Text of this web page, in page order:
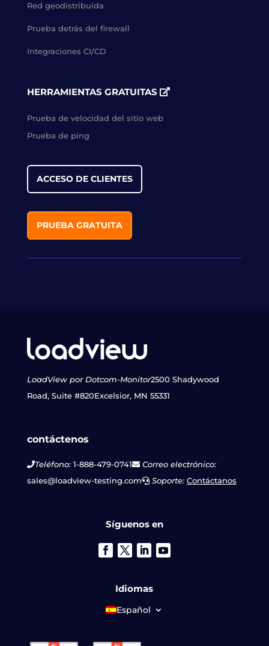
Red geodistribuida
Prueba detrás del firewall
Integraciones CI/CD
HERRAMIENTAS GRATUITAS
Prueba de velocidad del sitio web
Prueba de ping
ACCESO DE CLIENTES
PRUEBA GRATUITA
LoadView por Dotcom-Monitor2500 Shadywood
Road, Suite #820Excelsior, MN 55331
contáctenos
Teléfono:1-888-479-0741
Correo electrónico:
sales@loadview-testing.com
Soporte: Contáctanos
Síguenos en
Idiomas
Español